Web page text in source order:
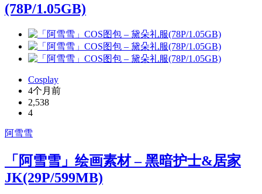
(78P/1.05GB)
Cosplay
4个月前
2,538
4
阿雪雪
「阿雪雪」绘画素材 – 黑暗护士&居家
JK(29P/599MB)